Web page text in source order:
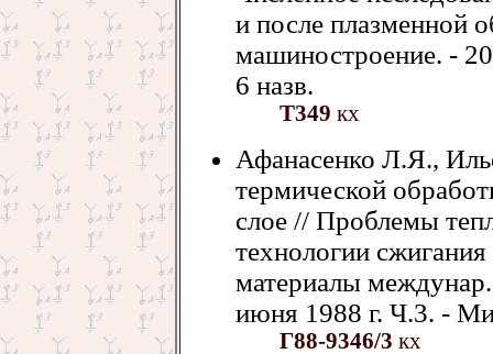
и после плазменной
машиностроение. -
6 назв.
Т349 кх
Афанасенко Л.Я.,
термической
слое // Проблемы
технологии
материалы
июня 1988 г. Ч.3. -
Г88-9346/3 кх